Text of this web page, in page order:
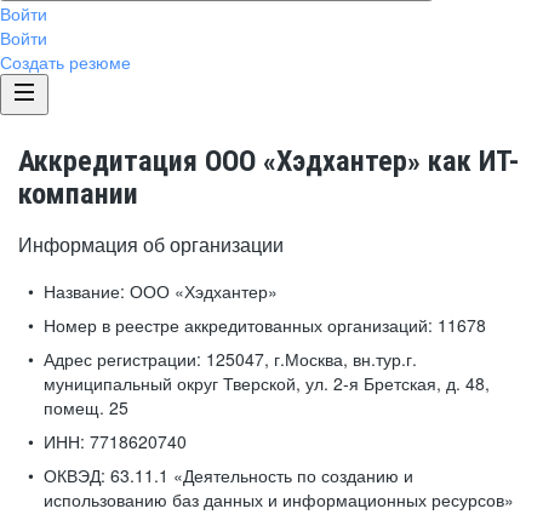
Войти
Войти
Создать резюме
Аккредитация ООО «Хэдхантер» как ИТ-
компании
Информация об организации
Название: ООО «Хэдхантер»
Номер в реестре аккредитованных организаций: 11678
Адрес регистрации: 125047, г.Москва, вн.тур.г.
муниципальный округ Тверской, ул. 2-я Бретская, д. 48,
помещ. 25
ИНН: 7718620740
ОКВЭД: 63.11.1 «Деятельность по созданию и
использованию баз данных и информационных ресурсов»